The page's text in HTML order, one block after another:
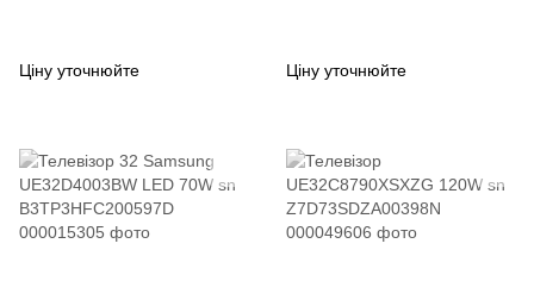
Ціну уточнюйте Ціну уточнюйте